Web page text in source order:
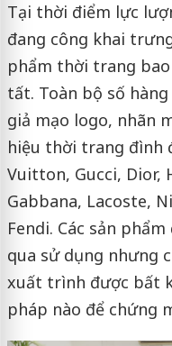
Tại thời điểm lực
đang công khai
phẩm thời trang
tất. Toàn bộ số
giả mạo logo, nhãn
hiệu thời trang đình
Vuitton, Gucci, Dior,
Gabbana, Lacoste,
Fendi. Các sản
qua sử dụng nhưng
xuất trình được bất
pháp nào để chứng